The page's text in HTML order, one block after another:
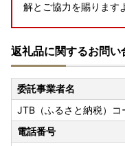
解とご協力を賜ります
【※ご注意※】寄附申
寄附申込時に「応援メ
せ内容や、
返礼品に関するご要望
せん。
返礼品に関するお問い
委託事業者名
JTB（ふるさと納税）コ
電話番号